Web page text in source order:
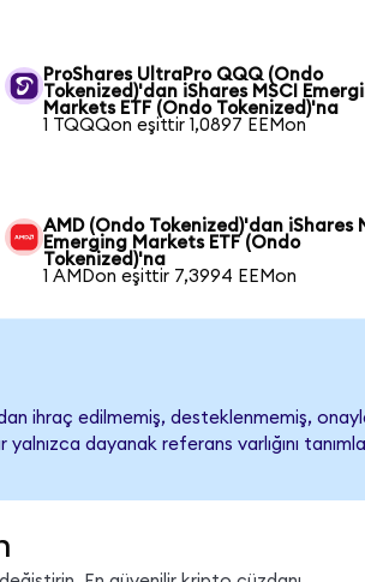
ProShares UltraPro QQQ (Ondo
Tokenized)'dan iShares MSCI
Markets ETF (Ondo Tokenized)'na
1 TQQQon eşittir 1,0897 EEMon
AMD (Ondo Tokenized)'dan iShares
Emerging Markets ETF (Ondo
Tokenized)'na
1 AMDon eşittir 7,3994 EEMon
ihraç edilmemiş, desteklenmemiş,
dayanak referans varlığını